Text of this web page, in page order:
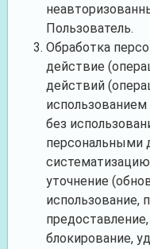
Пользователь.
Обработка
действие
действий
без
персональными
уточнение
использование,
блокирование,